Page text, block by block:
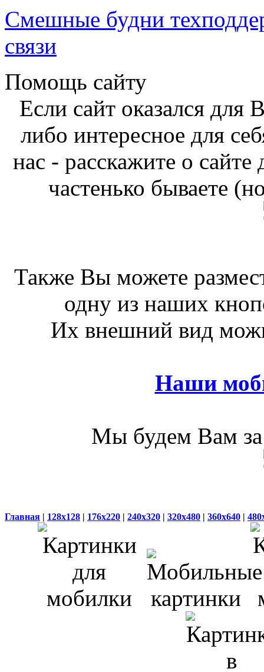
Смешные будни
связи
Помощь сайту
Если сайт оказался
либо интересное для
нас - расскажите о
частенько бываете
Также Вы можете
одну из наших
Их внешний вид
Наши
Мы будем Вам за
Главная | 128x128 | 176x220 | 240x320 | 320x480 | 360x640 |